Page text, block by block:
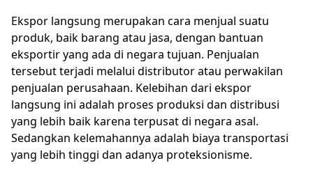
Ekspor langsung merupakan cara menjual suatu
produk, baik barang atau jasa, dengan bantuan
eksportir yang ada di negara tujuan. Penjualan
tersebut terjadi melalui distributor atau perwakilan
penjualan perusahaan. Kelebihan dari ekspor
langsung ini adalah proses produksi dan distribusi
yang lebih baik karena terpusat di negara asal.
Sedangkan kelemahannya adalah biaya transportasi
yang lebih tinggi dan adanya proteksionisme.